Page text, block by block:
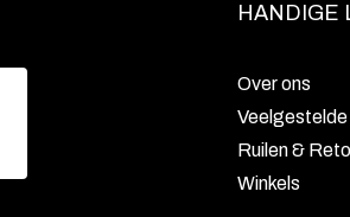
HANDIGE
Over ons
Ruilen &
Winkels